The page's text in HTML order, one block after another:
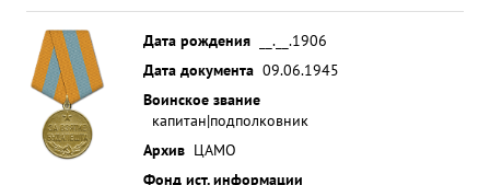
Дата рождения
__.__.1906
Дата документа 09.06.1945
Воинское звание
капитан|подполковник
Архив ЦАМО
Фонд ист. информации